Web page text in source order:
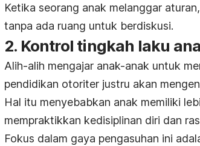
Ketika seorang anak melanggar
tanpa ada ruang untuk berdiskusi.
2. Kontrol tingkah laku
Alih-alih mengajar anak-anak untuk
pendidikan otoriter justru akan
Hal itu menyebabkan anak memiliki
mempraktikkan kedisiplinan diri dan
Fokus dalam gaya pengasuhan ini